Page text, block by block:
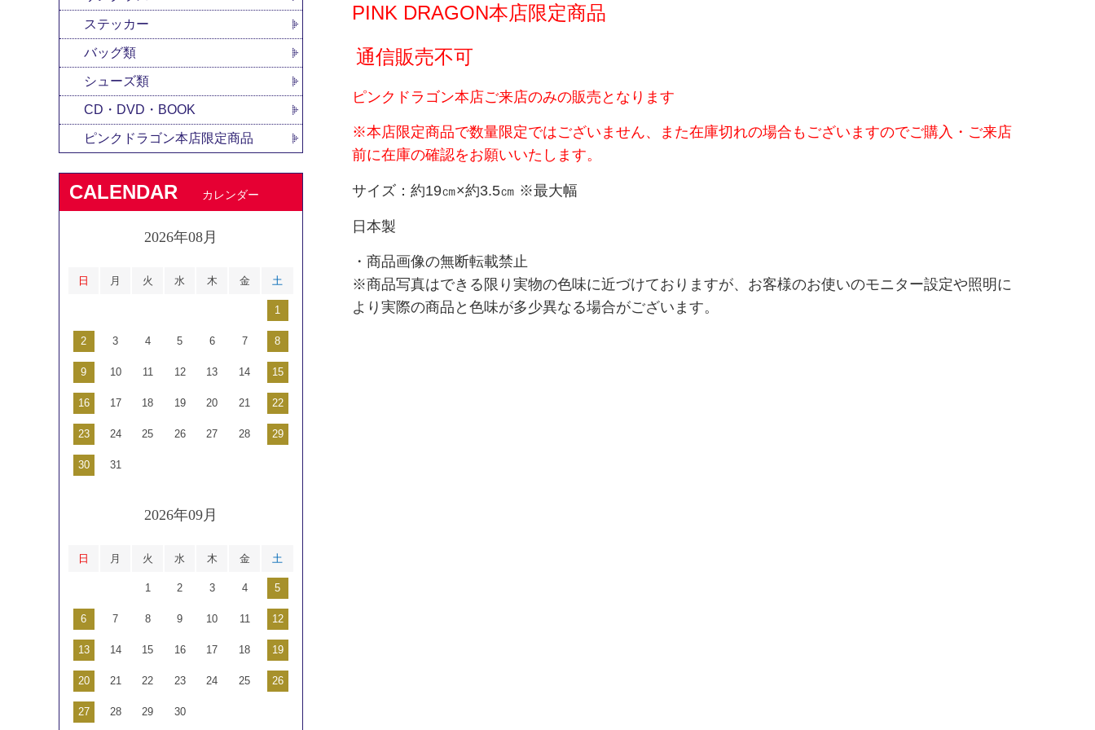
PINK DRAGON本店限定商品
通信販売不可
ピンクドラゴン本店ご来店のみの販売となります
※本店限定商品で数量限定ではございません、 また在庫切れの場合もございますのでご購入・ ご来店
前に在庫の確認をお願いいたします。
サイズ：約19㎝×約3.5㎝ ※最大幅
日本製
・商品画像の無断転載禁止
※商品写真はできる限り実物の色味に近づけておりますが、お客様のお使いのモニター設定や照明に
より実際の商品と 色味が多少異なる場合がございます。
ステッカー
バッグ類
シューズ類
CD・DVD・BOOK
ピンクドラゴン本店限定商品
CALENDAR カレンダー
2026年08月
日 月 火 水 木 金 土
1
2 3 4 5 6 7 8
9 10 11 12 13 14 15
16 17 18 19 20 21 22
23 24 25 26 27 28 29
30 31
2026年09月
日 月 火 水 木 金 土
1 2 3 4 5
6 7 8 9 10 11 12
13 14 15 16 17 18 19
20 21 22 23 24 25 26
27 28 29 30